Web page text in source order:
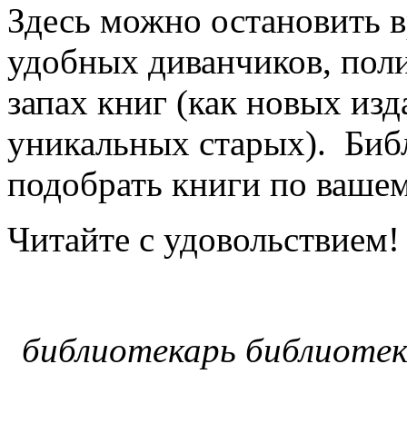
Здесь можно остановить
удобных диванчиков,
запах книг (как новых
уникальных старых).
подобрать книги по
Читайте с удовольствием!
библиотекарь